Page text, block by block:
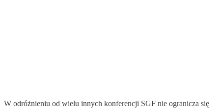
W odróżnieniu od wielu innych konferencji SGF nie ogranicza się